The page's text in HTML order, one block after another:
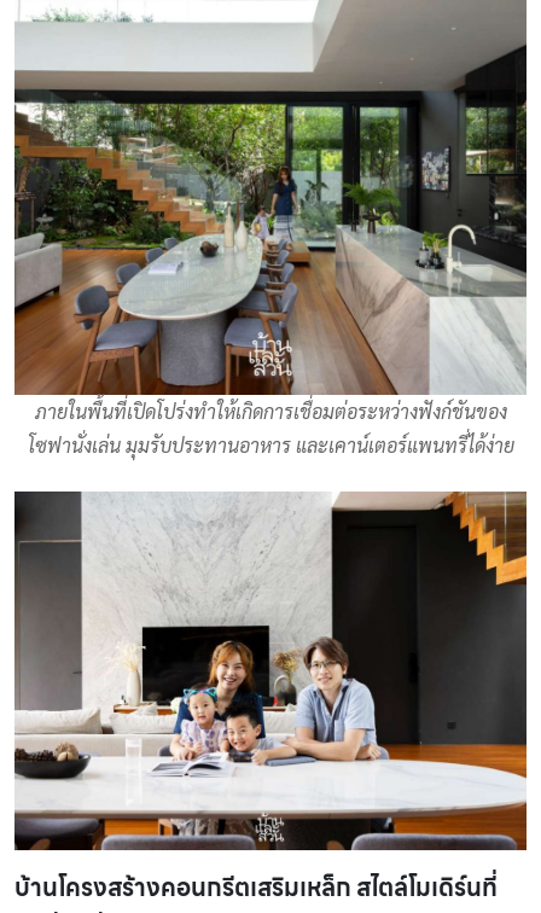
ภายในพื้นที่เปิดโปร่งทำให้เกิดการเชื่อมต่อระหว่างฟังก์ชันของ
โซฟานั่งเล่น มุมรับประทานอาหาร และเคาน์เตอร์แพนทรี่ได้ง่าย
บ้านโครงสร้างคอนกรีตเสริมเหล็กสไตล์โมเดิร์นที่